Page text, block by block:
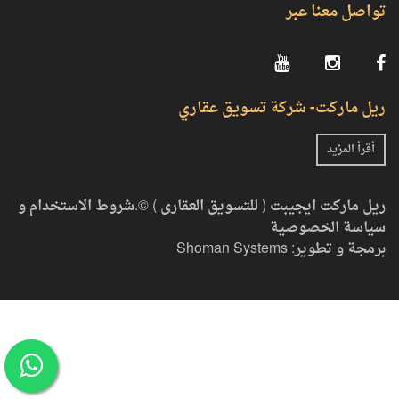
كلمة المرور
تأكيد كلمة المرور
لقد قرأت و اوافق على شروط الاستخدام
التحقق البشري
أتصل بنا
LANGUAGE
تواصل معنا عبر
ريل ماركت- شركة تسويق عقاري
أقرأ المزيد
ريل ماركت ايجيبت ( للتسويق العقارى ) ©.شروط الاستخدام و
سياسة الخصوصية
برمجة و تطوير:Shoman Systems